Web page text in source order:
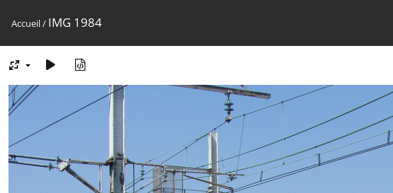
Accueil/ IMG 1984